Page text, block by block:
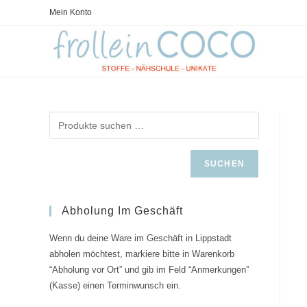
Mein Konto
SUCHEN
Abholung Im Geschäft
Wenn du deine Ware im Geschäft in Lippstadt
abholen möchtest, markiere bitte in Warenkorb
“Abholung vor Ort” und gib im Feld “Anmerkungen”
(Kasse) einen Terminwunsch ein.